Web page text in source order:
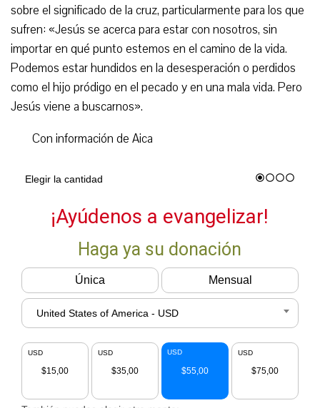
sobre el significado de la cruz, particularmente para los que
sufren: «Jesús se acerca para estar con nosotros, sin
importar en qué punto estemos en el camino de la vida.
Podemos estar hundidos en la desesperación o perdidos
como el hijo pródigo en el pecado y en una mala vida. Pero
Jesús viene a buscarnos».
Con información de Aica